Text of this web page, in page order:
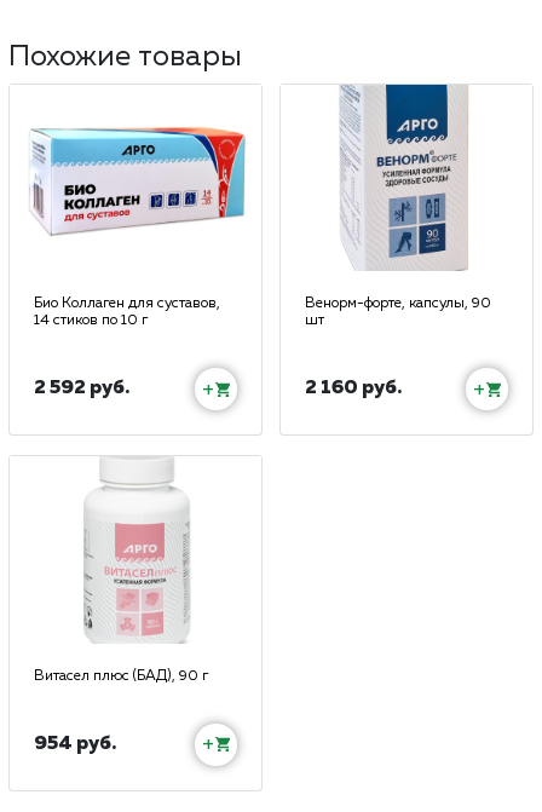
Похожие товары
Био Коллаген для суставов,
14 стиков по 10 г
2 592 руб. +
Венорм-форте, капсулы, 90
шт
2 160 руб. +
Витасел плюс (БАД), 90 г
954 руб. +